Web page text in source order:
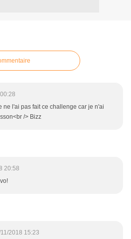
ne l'ai pas fait ce challenge car je n'ai
/> Bizz
20:58
2018 15:23